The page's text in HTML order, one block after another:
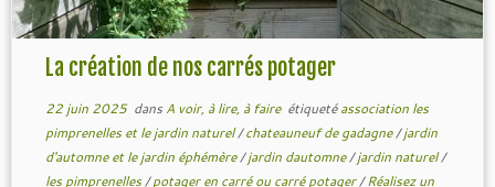
La création de nos carrés potager
22 juin 2025dans A voir, à lire, à faire étiquetéassociation les
pimprenelles et le jardin naturel/chateauneuf de gadagne/jardin
d'automne et le jardin éphémère/jardin dautomne/jardin naturel/
les pimprenelles/potager en carré ou carré potager/Réalisez un